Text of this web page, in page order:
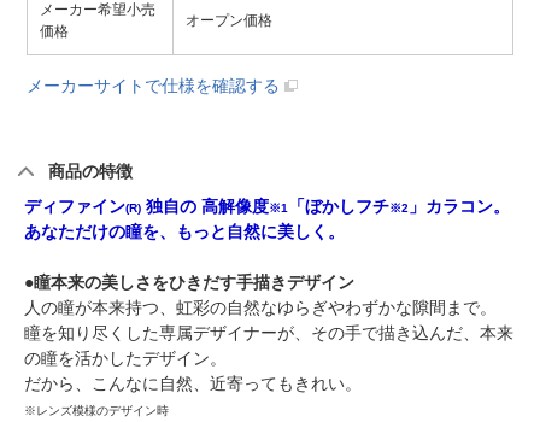
メーカー希望小売
価格
オープン価格
メーカーサイトで仕様を確認する
商品の特徴
ディファイン(R) 独自の 高解像度※1 「ぼかしフチ※2 」カラコン。
あなただけの瞳を、もっと自然に美しく。
●瞳本来の美しさをひきだす手描きデザイン
人の瞳が本来持つ、虹彩の自然なゆらぎやわずかな隙間まで。
瞳を知り尽くした専属デザイナーが、その手で描き込んだ、本来
の瞳を活かしたデザイン。
だから、こんなに自然、近寄ってもきれい。
※レンズ模様のデザイン時